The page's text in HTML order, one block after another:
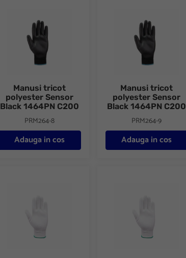
Manusi tricot
polyester Sensor
Black 1464PN C200
PRM264-8
Adauga in cos
Manusi tricot
polyester Sensor
Black 1464PN C200
PRM264-9
Adauga in cos